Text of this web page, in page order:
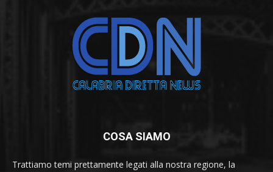
COSA SIAMO
Trattiamo temi prettamente legati alla nostra regione, la